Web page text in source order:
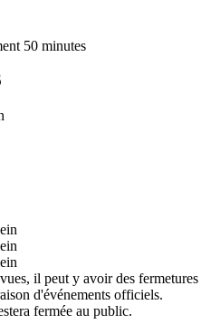
50 minutes
il peut y avoir des fermetures
d'événements officiels.
fermée au public.